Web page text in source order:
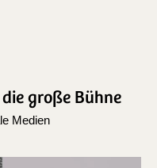
große Bühne
Medien